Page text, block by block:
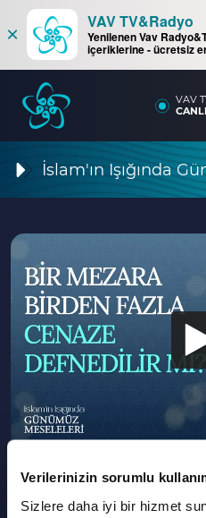
Verilerinizin sorumlu
Sizlere daha iyi bir hizmet
×
VAV TV&Radyo
Yenilenen Vav
içeriklerine - ücretsiz
VAV
İslam'ın Işığında
Podcast Olarak Dinle